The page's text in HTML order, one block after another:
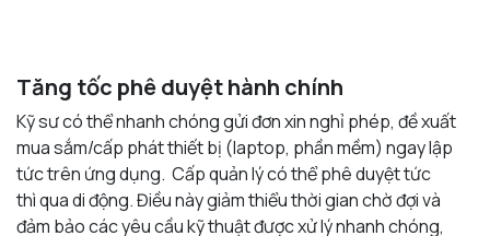
Tăng tốc phê duyệt hành chính
Kỹ sư có thể nhanh chóng gửi đơn xin nghỉ phép, đề xuất
mua sắm/cấp phát thiết bị (laptop, phần mềm) ngay lập
tức trên ứng dụng. Cấp quản lý có thể phê duyệt tức
thì qua di động. Điều này giảm thiểu thời gian chờ đợi và
đảm bảo các yêu cầu kỹ thuật được xử lý nhanh chóng,